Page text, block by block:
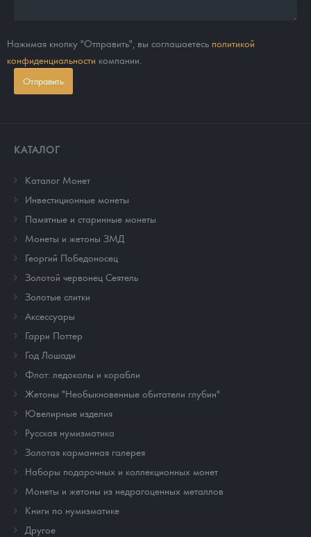
Нажимая кнопку "Отправить", вы соглашаетесь политикой
конфиденциальности компании.
Отправить
КАТАЛОГ
Каталог Монет
Инвестиционные монеты
Памятные и старинные монеты
Монеты и жетоны ЗМД
Георгий Победоносец
Золотой червонец Сеятель
Золотые слитки
Аксессуары
Гарри Поттер
Год Лошади
Флот: ледоколы и корабли
Жетоны "Необыкновенные обитатели глубин"
Ювелирные изделия
Русская нумизматика
Золотая карманная галерея
Наборы подарочных и коллекционных монет
Монеты и жетоны из недрагоценных металлов
Книги по нумизматике
Другое